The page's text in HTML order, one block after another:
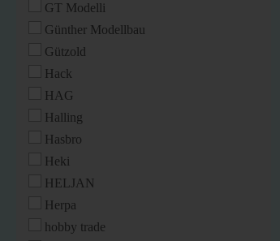
GT Modelli
Günther Modellbau
Gützold
Hack
HAG
Halling
Hasbro
Heki
HELJAN
Herpa
hobby trade